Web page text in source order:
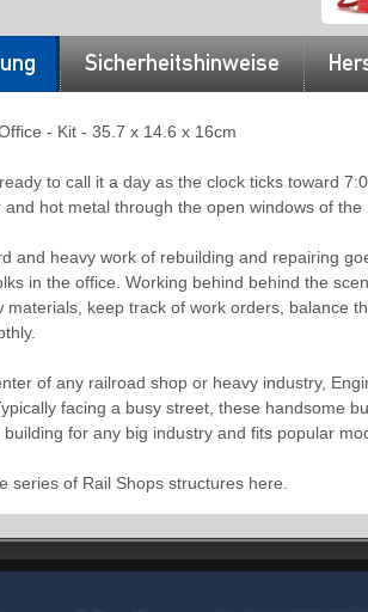
Sicherheitshinweise
- Kit - 35.7 x 14.6 x 16cm
to call it a day as the clock ticks toward
and hot metal through the open windows of the
and heavy work of rebuilding and repairing
in the office. Working behind behind the
materials, keep track of work orders, balance
of any railroad shop or heavy industry,
facing a busy street, these handsome
building for any big industry and fits popular
series of Rail Shops structures here.